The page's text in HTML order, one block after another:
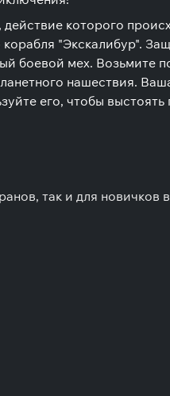
которого
"Экскалибур".
боевой мех. Возьмите
нашествия.
его, чтобы
так и для новичков